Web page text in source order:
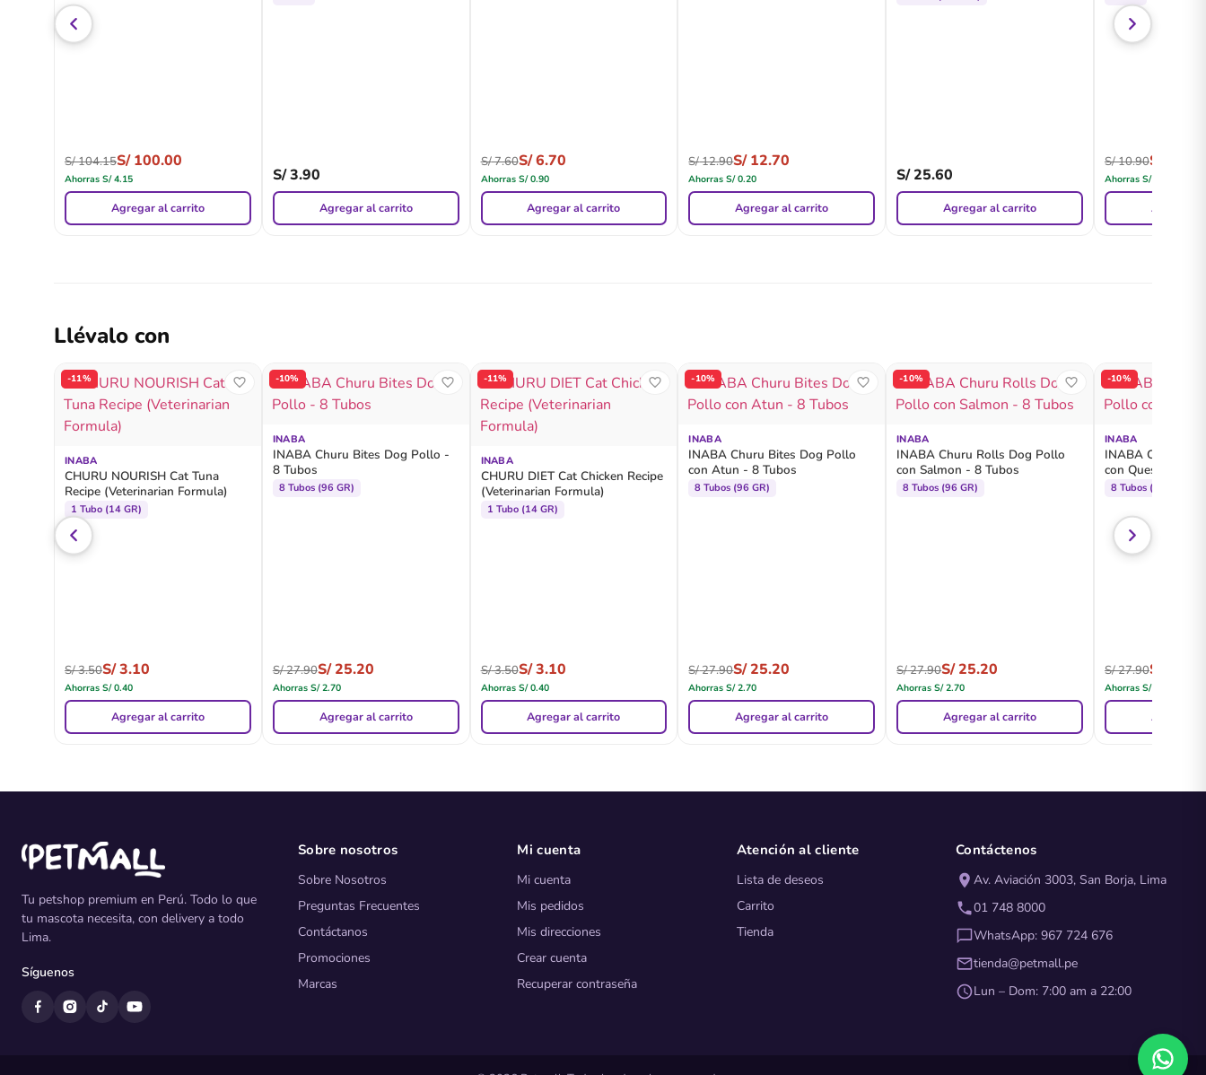
S/104.15S/100.00
Ahorras S/4.15
Agregar al carrito
S/3.90
Agregar al carrito
S/7.60S/6.70
Ahorras S/0.90
Agregar al carrito
S/12.90S/12.70
AhorrasS/0.20
Agregar al carrito
S/25.60
Agregar al carrito
S/10.90S/
Ahorras S/1.10
Agregar
Llévalo con
-11%
INABA
CHURU NOURISH Cat Tuna
Recipe (Veterinarian Formula)
1 Tubo (14 GR)
S/3.50S/3.10
Ahorras S/0.40
Agregar al carrito
-10%
INABA
INABA Churu Bites Dog Pollo -
8 Tubos
8 Tubos (96 GR)
S/27.90S/25.20
Ahorras S/2.70
Agregar al carrito
-11%
INABA
CHURU DIET Cat Chicken Recipe
(Veterinarian Formula)
1 Tubo (14 GR)
S/3.50S/3.10
Ahorras S/0.40
Agregar al carrito
-10%
INABA
INABA Churu Bites Dog Pollo
con Atun - 8 Tubos
8 Tubos (96 GR)
S/27.90S/25.20
AhorrasS/2.70
Agregar al carrito
-10%
INABA
INABA Churu Rolls Dog Pollo
con Salmon - 8 Tubos
8 Tubos (96 GR)
S/27.90S/25.20
AhorrasS/2.70
Agregar al carrito
-10%
INABA
INABA Churu
con Queso - 8
8 Tubos (96 GR)
S/27.90S/
Ahorras S/2.70
Agregar
Tu petshop premium en Perú. Todo lo que
tu mascota necesita, con delivery a todo
Lima.
Síguenos
Sobre nosotros
Sobre Nosotros
Preguntas Frecuentes
Contáctanos
Promociones
Marcas
Mi cuenta
Mi cuenta
Mis pedidos
Mis direcciones
Crear cuenta
Recuperar contraseña
Atención al cliente
Lista de deseos
Carrito
Tienda
Contáctenos
Av. Aviación 3003, San Borja, Lima
01 748 8000
WhatsApp: 967 724 676
tienda@petmall.pe
Lun – Dom: 7:00 am a 22:00